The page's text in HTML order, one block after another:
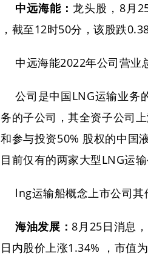
中远海能： 龙头股，8月
，截至12时50分，该股跌
中远海能2022年公司营业
公司是中国LNG运输业务
务的子公司，其全资子公司
和参与投资50% 股权的中国
目前仅有的两家大型LNG运输
lng运输船概念上市公司其
海油发展： 8月25日消息
日内股价上涨1.34% ，市值为